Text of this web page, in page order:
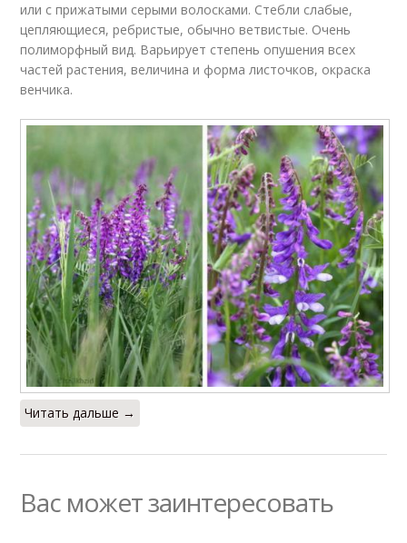
или с прижатыми серыми волосками. Стебли слабые,
цепляющиеся, ребристые, обычно ветвистые. Очень
полиморфный вид. Варьирует степень опушения всех
частей растения, величина и форма листочков, окраска
венчика.
Читать дальше →
Вас может заинтересовать